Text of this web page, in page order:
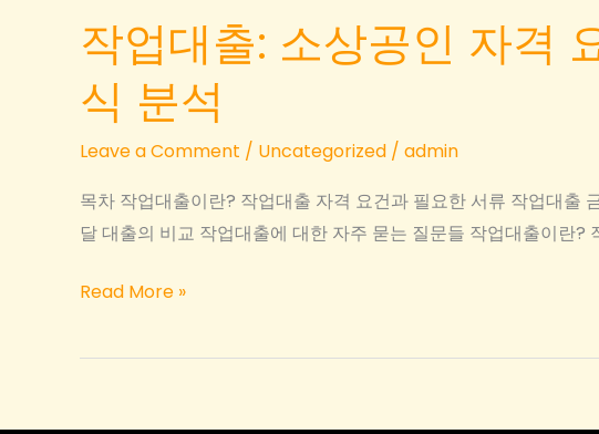
작업대출: 소상공인 자격
식 분석
Leave a Comment / Uncategorized / admin
목차 작업대출이란? 작업대출 자격 요건과 필요한 서류 작업대출
달 대출의 비교 작업대출에 대한 자주 묻는 질문들 작업대출이란
작
대
Read More »